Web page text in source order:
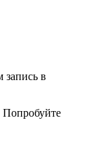
в